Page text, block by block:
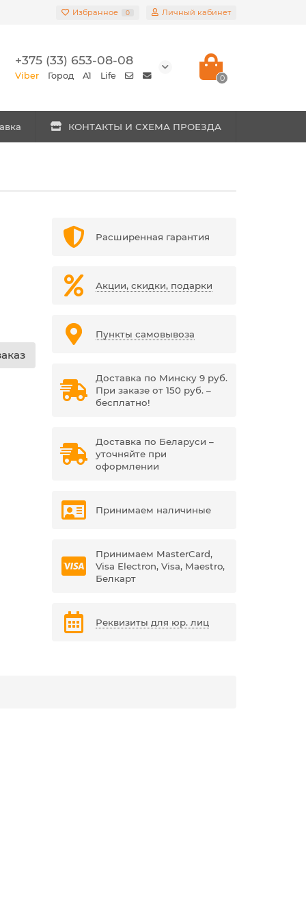
Избранное 0 Личный кабинет
+375 (33) 653-08-08
Viber Город A1 Life 0
КОНТАКТЫ И СХЕМА ПРОЕЗДА
Расширенная гарантия
Акции, скидки, подарки
Пункты самовывоза
Доставка по Минску 9 руб.
При заказе от 150 руб. –
бесплатно!
Доставка по Беларуси –
уточняйте при
оформлении
Принимаем наличиные
Принимаем MasterCard,
Visa Electron, Visa, Maestro,
Белкарт
Реквизиты для юр. лиц